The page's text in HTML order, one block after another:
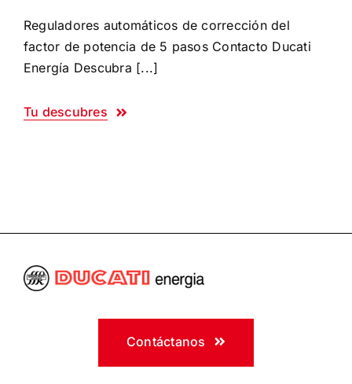
Reguladores automáticos de corrección del
factor de potencia de 5 pasos Contacto Ducati
Energía Descubra [...]
Tu descubres
Contáctanos